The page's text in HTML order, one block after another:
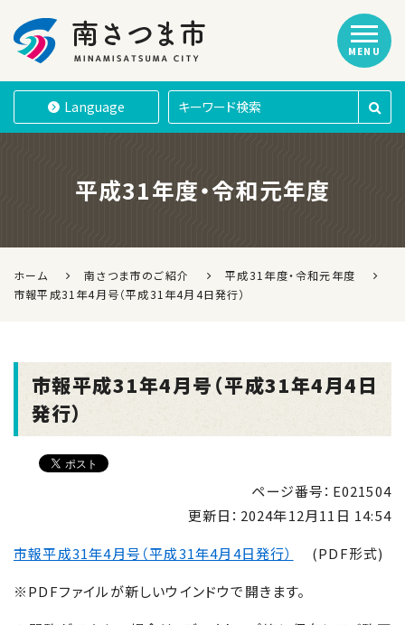
南さつま市
Language
MENU
平成31年度・令和元年度
ホーム 南さつま市のご紹介
平成31年度・令和元年度
市報平成31年4月号（平成31年4月4日発行）
市報平成31年4月号（平成31年4月4日
発行）
ページ番号：E021504
更新日： 2024年12月11日 14:54
市報平成31年4月号（平成31年4月4日発行）
(PDF形式)
※PDFファイルが新しいウインドウで開きます。